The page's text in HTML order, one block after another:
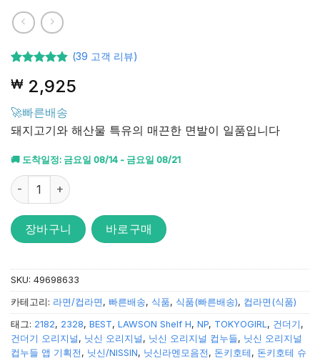
기준으로
5점 중
4.87점을
받았습니
다.
(39 고객 리뷰)
₩ 2,925
🚀빠른배송
돼지고기와 해산물 특유의 매끈한 면발이 일품입니다
🚚 도착일정: 금요일 08/14 - 금요일 08/21
닛신 컵누들 씨푸드 75g 수량
장바구니 바로구매
SKU: 49698633
카테고리: 라면/컵라면 , 빠른배송, 식품, 식품(빠른배송), 컵라면(식품)
태그: 2182, 2328, BEST, LAWSON Shelf H, NP, TOKYOGIRL, 건더기 ,
건더기 오리지널 , 닛신 오리지널 , 닛신 오리지널 컵누들, 닛신 오리지널
컵누들 앱 기획전 , 닛신/NISSIN, 닛신라멘모음전 , 돈키호테 , 돈키호테 슈